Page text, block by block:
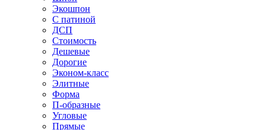
Экошпон
С патиной
ДСП
Стоимость
Дешевые
Дорогие
Эконом-класс
Элитные
Форма
П-образные
Угловые
Прямые